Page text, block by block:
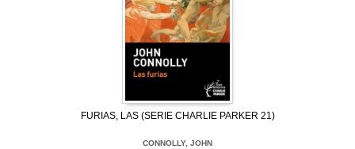
FURIAS, LAS (SERIE CHARLIE PARKER 21)
CONNOLLY, JOHN